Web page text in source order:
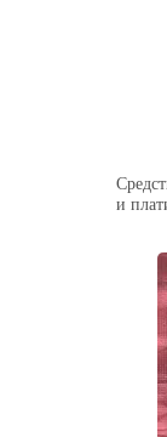
и